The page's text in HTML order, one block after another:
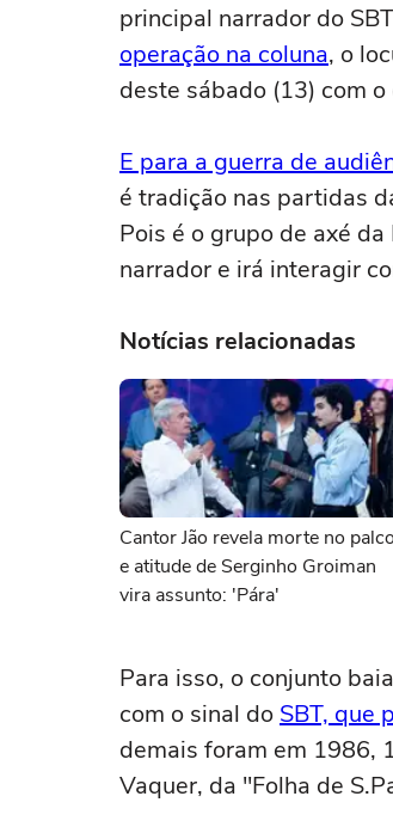
principal narrador do
operação na coluna, o
deste sábado (13) com
E para a guerra de
é tradição nas partidas
Pois é o grupo de axé
narrador e irá interagir
Notícias relacionadas
Cantor Jão revela morte no palco
e atitude de Serginho Groiman
vira assunto: 'Pára'
Para isso, o conjunto
com o sinal do SBT, que
demais foram em 1986,
Vaquer, da "Folha de